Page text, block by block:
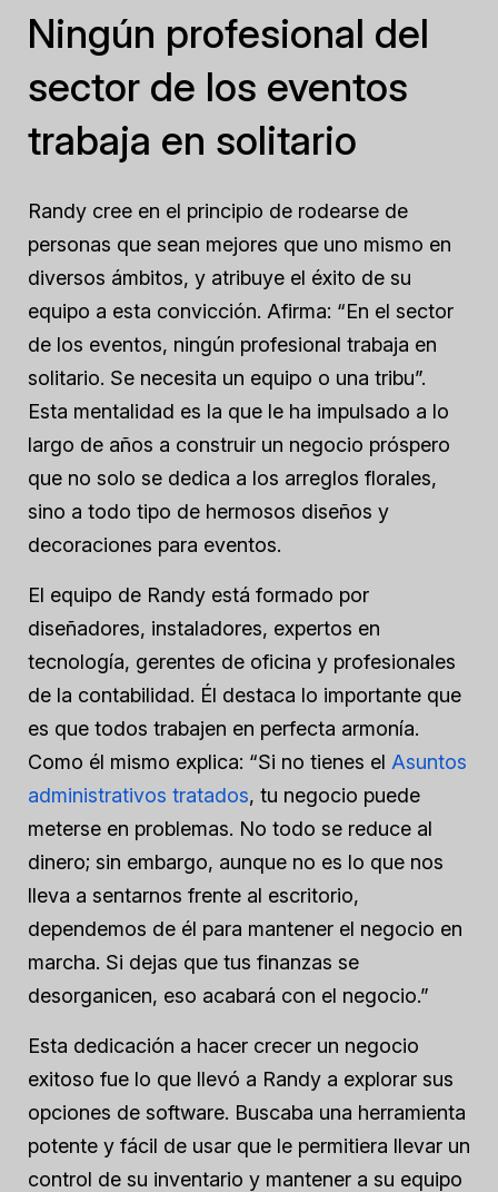
Ningún profesional del
sector de los eventos
trabaja en solitario
Randy cree en el principio de rodearse de
personas que sean mejores que uno mismo en
diversos ámbitos, y atribuye el éxito de su
equipo a esta convicción. Afirma: “En el sector
de los eventos, ningún profesional trabaja en
solitario. Se necesita un equipo o una tribu”.
Esta mentalidad es la que le ha impulsado a lo
largo de años a construir un negocio próspero
que no solo se dedica a los arreglos florales,
sino a todo tipo de hermosos diseños y
decoraciones para eventos.
El equipo de Randy está formado por
diseñadores, instaladores, expertos en
tecnología, gerentes de oficina y profesionales
de la contabilidad. Él destaca lo importante que
es que todos trabajen en perfecta armonía.
Como él mismo explica: “Si no tienes el Asuntos
administrativos tratados, tu negocio puede
meterse en problemas. No todo se reduce al
dinero; sin embargo, aunque no es lo que nos
lleva a sentarnos frente al escritorio,
dependemos de él para mantener el negocio en
marcha. Si dejas que tus finanzas se
desorganicen, eso acabará con el negocio.”
Esta dedicación a hacer crecer un negocio
exitoso fue lo que llevó a Randy a explorar sus
opciones de software. Buscaba una herramienta
potente y fácil de usar que le permitiera llevar un
control de su inventario y mantener a su equipo